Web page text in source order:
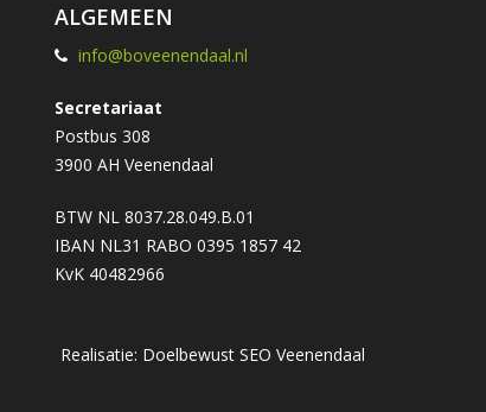
ALGEMEEN
info@boveenendaal.nl
Secretariaat
Postbus 308
3900 AH Veenendaal
BTW NL 8037.28.049.B.01
IBAN NL31 RABO 0395 1857 42
KvK 40482966
Realisatie: Doelbewust SEO Veenendaal